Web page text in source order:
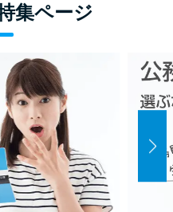
集ページ